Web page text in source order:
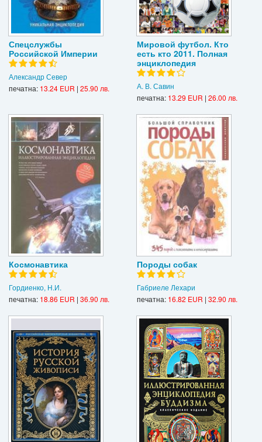
Спецслужбы
Российской Империи
Александр Север
печатна: 13.24 EUR | 25.90 лв.
Мировой футбол. Кто
есть кто 2011. Полная
энциклопедия
А. В. Савин
печатна: 13.29 EUR | 26.00 лв.
Космонавтика
Гордиенко, Н.И.
печатна: 18.86 EUR | 36.90 лв.
Породы собак
Габриеле Лехари
печатна: 16.82 EUR | 32.90 лв.